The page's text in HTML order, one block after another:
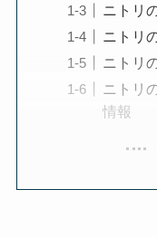
ニトリ
ニトリ
ニトリ
ニトリ
情報